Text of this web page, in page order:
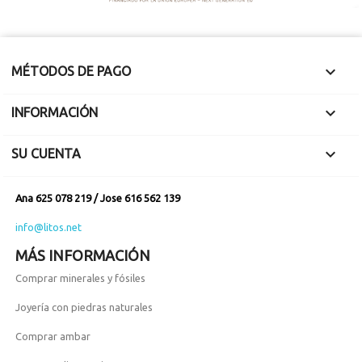
MÉTODOS DE PAGO 
INFORMACIÓN 
SU CUENTA 
Ana 625 078 219 / Jose 616 562 139
info@litos.net
MÁS INFORMACIÓN
Comprar minerales y fósiles
Joyería con piedras naturales
Comprar ambar